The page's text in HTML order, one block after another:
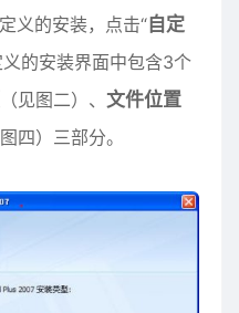
义的安装，点击“自定
义的安装界面中包含3个
（见图二）、 文件位置
图四）三部分。